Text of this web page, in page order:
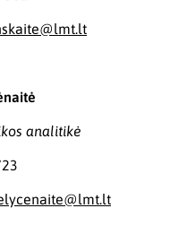
analitikė